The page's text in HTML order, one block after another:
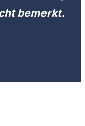
bemerkt.